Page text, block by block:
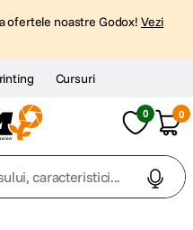
ofertele noastre Godox! Vezi
Cursuri
0 0
caracteristici...